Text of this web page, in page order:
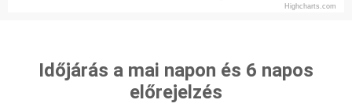
Highcharts.com
Időjárás a mai napon és 6 napos
előrejelzés